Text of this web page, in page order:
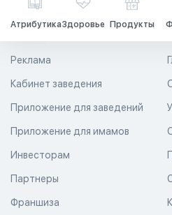
АтрибутикаЗдоровье Продукты
Реклама
Кабинет заведения
Приложение для заведений
Приложение для имамов
Инвесторам
Партнеры
Франшиза